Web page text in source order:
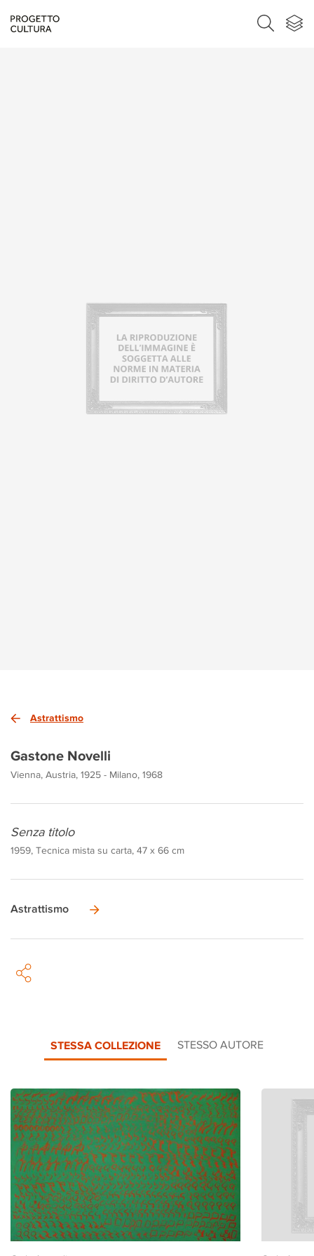
Astrattismo
Gastone Novelli
Vienna, Austria, 1925 - Milano, 1968
Senza titolo
1959, Tecnica mista su carta, 47 x 66 cm
Astrattismo
STESSA COLLEZIONE STESSO AUTORE